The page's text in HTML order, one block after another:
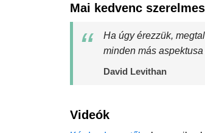
Mai kedvenc
Ha úgy érezzük,
minden más
David Levithan
Videók